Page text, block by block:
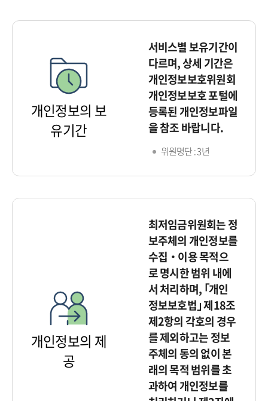
개인정보의 보
유기간
서비스별 보유기간이
다르며, 상세 기간은
개인정보보호위원회
개인정보보호 포털에
등록된 개인정보파일
을 참조 바랍니다.
위원명단 : 3년
개인정보의 제
공
최저임금위원회는 정
보주체의 개인정보를
수집‧이용 목적으
로 명시한 범위 내에
서 처리하며, ｢개인
정보보호법｣ 제18조
제2항의 각호의 경우
를 제외하고는 정보
주체의 동의 없이 본
래의 목적 범위를 초
과하여 개인정보를